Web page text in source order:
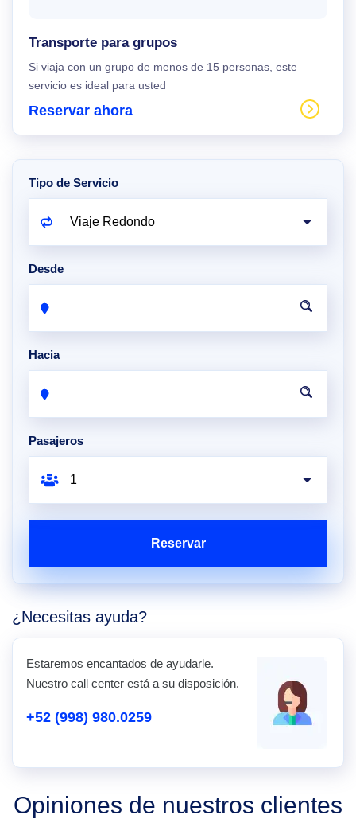
Transporte para grupos
Si viaja con un grupo de menos de 15 personas, este
servicio es ideal para usted
Reservar ahora
Tipo de Servicio
Desde
Hacia
Pasajeros
Reservar
¿Necesitas ayuda?
Estaremos encantados de ayudarle.
Nuestro call center está a su disposición.
+52 (998) 980.0259
Opiniones de nuestros clientes